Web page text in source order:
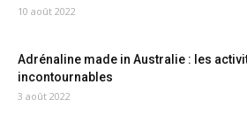
10 août 2022
Adrénaline made in Australie : les
incontournables
3 août 2022